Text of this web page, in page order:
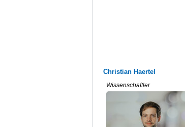
Christian Haertel
Wissenschaftler